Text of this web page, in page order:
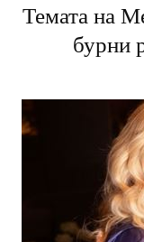
Темата на
бурни